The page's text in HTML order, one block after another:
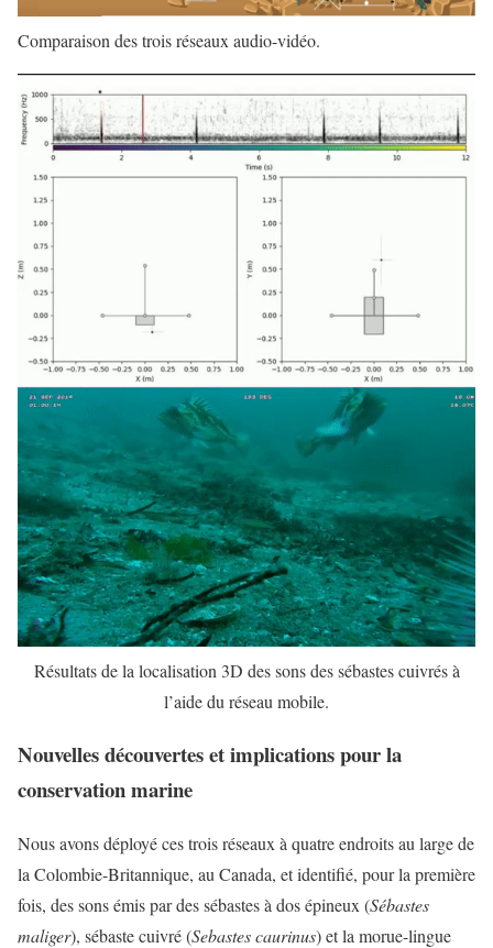
Comparaison des trois réseaux audio-vidéo.
Résultats de la localisation 3D des sons des sébastes cuivrés à
l’aide du réseau mobile.
Nouvelles découvertes et implications pour la
conservation marine
Nous avons déployé ces trois réseaux à quatre endroits au large de
la Colombie-Britannique, au Canada, et identifié, pour la première
fois, des sons émis par des sébastes à dos épineux (Sébastes
maliger), sébaste cuivré (Sebastes caurinus) et la morue-lingue